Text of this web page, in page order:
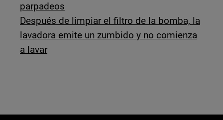
parpadeos
Después de limpiar el filtro de la bomba, la
lavadora emite un zumbido y no comienza
a lavar